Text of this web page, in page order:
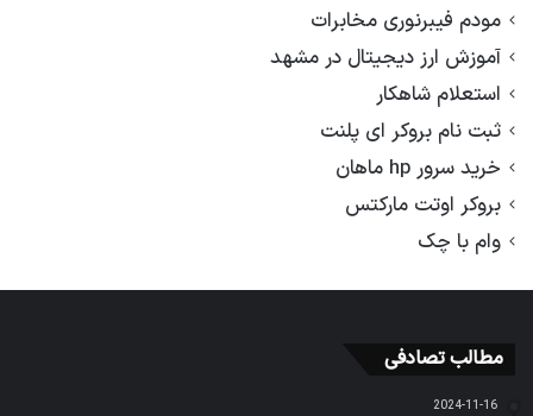
مودم فیبرنوری مخابرات
آموزش ارز دیجیتال در مشهد
استعلام شاهکار
ثبت نام بروکر ای پلنت
خرید سرور hp ماهان
بروکر اوتت مارکتس
وام با چک
مطالب تصادفی
2024-11-16